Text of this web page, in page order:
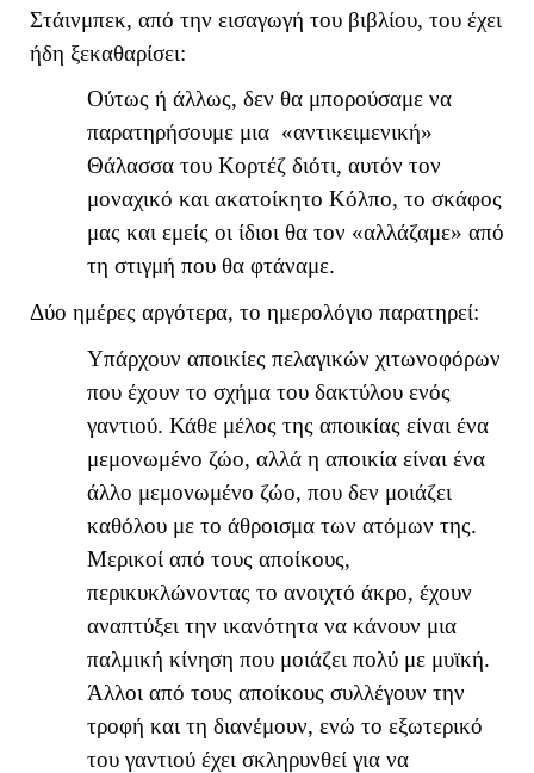
Στάινμπεκ, από την εισαγωγή του βιβλίου, του έχει
ήδη ξεκαθαρίσει:
Ούτως ή άλλως, δεν θα μπορούσαμε να
παρατηρήσουμε μια «αντικειμενική»
Θάλασσα του Κορτέζ διότι, αυτόν τον
μοναχικό και ακατοίκητο Κόλπο, το σκάφος
μας και εμείς οι ίδιοι θα τον «αλλάζαμε» από
τη στιγμή που θα φτάναμε.
Δύο ημέρες αργότερα, το ημερολόγιο παρατηρεί:
Υπάρχουν αποικίες πελαγικών χιτωνοφόρων
που έχουν το σχήμα του δακτύλου ενός
γαντιού. Κάθε μέλος της αποικίας είναι ένα
μεμονωμένο ζώο, αλλά η αποικία είναι ένα
άλλο μεμονωμένο ζώο, που δεν μοιάζει
καθόλου με το άθροισμα των ατόμων της.
Μερικοί από τους αποίκους,
περικυκλώνοντας το ανοιχτό άκρο, έχουν
αναπτύξει την ικανότητα να κάνουν μια
παλμική κίνηση που μοιάζει πολύ με μυϊκή.
Άλλοι από τους αποίκους συλλέγουν την
τροφή και τη διανέμουν, ενώ το εξωτερικό
του γαντιού έχει σκληρυνθεί για να